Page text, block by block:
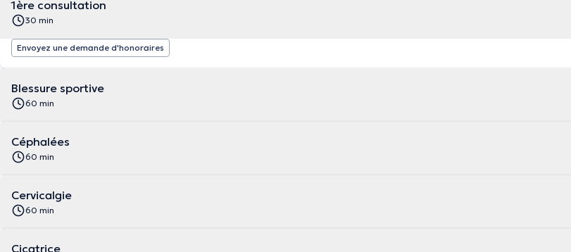
1ère consultation
30 min
Envoyez une demande d'honoraires
Blessure sportive
60 min
Céphalées
60 min
Cervicalgie
60 min
Cicatrice